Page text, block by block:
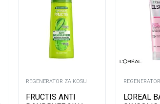
REGENERATOR ZA KOSU
FRUCTIS ANTI
LOREAL